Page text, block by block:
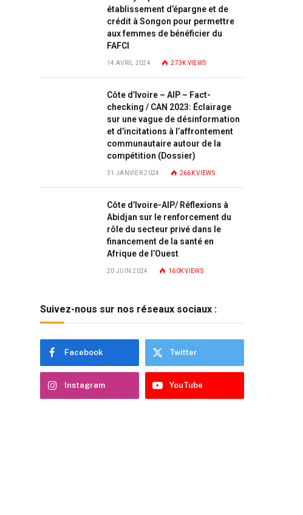
établissement d’épargne et de
crédit à Songon pour permettre
aux femmes de bénéficier du
FAFCI
14 AVRIL 2024 273K VIEWS
Côte d’Ivoire – AIP – Fact-
checking / CAN 2023: Éclairage
sur une vague de désinformation
et d’incitations à l’affrontement
communautaire autour de la
compétition (Dossier)
31 JANVIER 2024 266KVIEWS
Côte d’Ivoire-AIP/ Réflexions à
Abidjan sur le renforcement du
rôle du secteur privé dans le
financement de la santé en
Afrique de l’Ouest
20 JUIN 2024 160KVIEWS
Suivez-nous sur nos réseaux sociaux :
Facebook Twitter
Instagram YouTube